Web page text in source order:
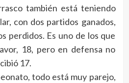
también está teniendo
con dos partidos ganados,
perdidos. Es uno de los que
18, pero en defensa no
17.
todo está muy parejo,